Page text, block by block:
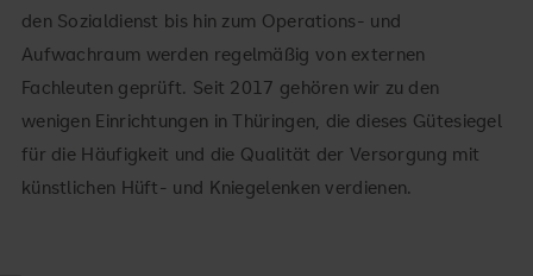
den Sozialdienst bis hin zum Operations- und
Aufwachraum werden regelmäßig von externen
Fachleuten geprüft. Seit 2017 gehören wir zu den
wenigen Einrichtungen in Thüringen, die dieses Gütesiegel
für die Häufigkeit und die Qualität der Versorgung mit
künstlichen Hüft- und Kniegelenken verdienen.